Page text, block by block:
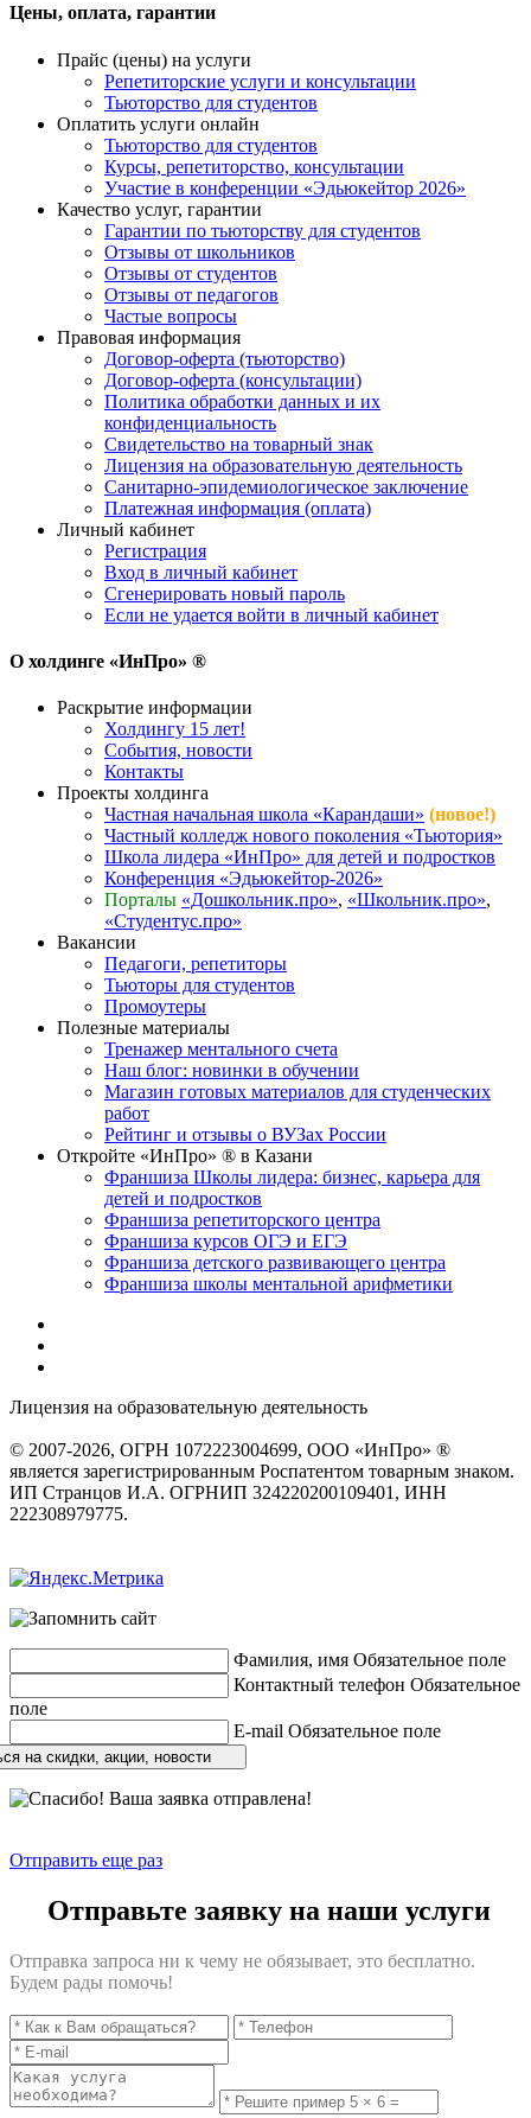
Цены, оплата, гарантии
Прайс (цены) на услуги
Репетиторские услуги и консультации
Тьюторство для студентов
Оплатить услуги онлайн
Тьюторство для студентов
Курсы, репетиторство, консультации
Участие в конференции «Эдьюкейтор 2026»
Качество услуг, гарантии
Гарантии по тьюторству для студентов
Отзывы от школьников
Отзывы от студентов
Отзывы от педагогов
Частые вопросы
Правовая информация
Договор-оферта (тьюторство)
Договор-оферта (консультации)
Политика обработки данных и их
конфиденциальность
Свидетельство на товарный знак
Лицензия на образовательную деятельность
Санитарно-эпидемиологическое заключение
Платежная информация (оплата)
Личный кабинет
Регистрация
Вход в личный кабинет
Сгенерировать новый пароль
Если не удается войти в личный кабинет
О холдинге «ИнПро» ®
Раскрытие информации
Холдингу 15 лет!
События, новости
Контакты
Проекты холдинга
Частная начальная школа «Карандаши» (новое!)
Частный колледж нового поколения «Тьютория»
Школа лидера «ИнПро» для детей и подростков
Конференция «Эдьюкейтор-2026»
Порталы «Дошкольник.про», «Школьник.про»,
«Студентус.про»
Вакансии
Педагоги, репетиторы
Тьюторы для студентов
Промоутеры
Полезные материалы
Тренажер ментального счета
Наш блог: новинки в обучении
Магазин готовых материалов для студенческих
работ
Рейтинг и отзывы о ВУЗах России
Откройте «ИнПро» ® в Казани
Франшиза Школы лидера: бизнес, карьера для
детей и подростков
Франшиза репетиторского центра
Франшиза курсов ОГЭ и ЕГЭ
Франшиза детского развивающего центра
Франшиза школы ментальной арифметики
Лицензия на образовательную деятельность
© 2007-2026, ОГРН 1072223004699, ООО «ИнПро» ®
является зарегистрированным Роспатентом товарным знаком.
ИП Странцов И.А. ОГРНИП 324220200109401, ИНН
222308979775.
Фамилия, имя Обязательное поле
Контактный телефон Обязательное
поле
E-mail Обязательное поле
на скидки, акции, новости
Отправить еще раз
Отправьте заявку на наши услуги
Отправка запроса ни к чему не обязывает, это бесплатно.
Будем рады помочь!